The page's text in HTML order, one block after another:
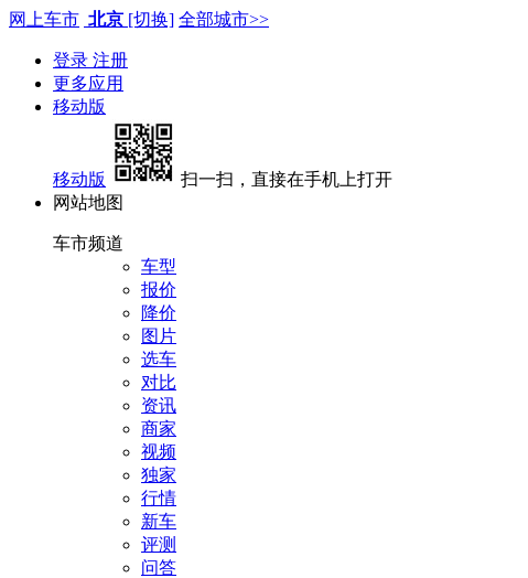
网上车市 北京 [切换] 全部城市>>
登录 注册
更多应用
移动版
移动版
扫一扫，直接在手机上打开
网站地图
车市频道
车型
报价
降价
图片
选车
对比
资讯
商家
视频
独家
行情
新车
评测
问答